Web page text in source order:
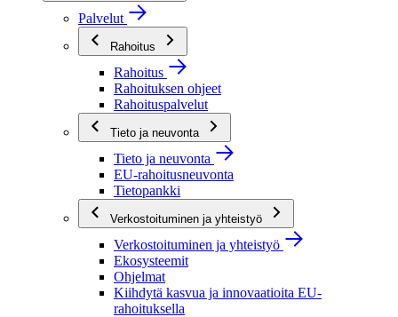
Palvelut
Rahoitus
Rahoitus
Rahoituksen ohjeet
Rahoituspalvelut
Tieto ja neuvonta
Tieto ja neuvonta
EU-rahoitusneuvonta
Tietopankki
Verkostoituminen ja yhteistyö
Verkostoituminen ja yhteistyö
Ekosysteemit
Ohjelmat
Kiihdytä kasvua ja innovaatioita EU-
rahoituksella